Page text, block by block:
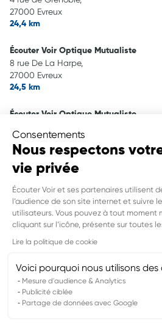
Consentements
Nous respectons
vie privée
Écouter Voir et ses partenaires utilisent
l’audience de son site internet et suivre
utilisateurs. Vous pouvez à tout moment
cliquant sur l’icône, présente sur toutes
Lire la politique de cookie
Voici pourquoi nous utilisons des
Mesure d'audience & Analytics
Publicité ciblée
Partage de données avec Google
27000 Evreux
24,4 km
Écouter Voir Optique Mutualiste
8 rue De La Harpe,
27000 Evreux
24,5 km
Écouter Voir Optique Mutualiste
27400 Louviers
25,3 km
Écouter Voir Audition Mutualiste
56 rue Du Général De Gaulle,
27400 Louviers
25,4 km
INFORMATIONS
POINT DE VENTE
Nom du groupement : VYV3
Adresse mail DPO :